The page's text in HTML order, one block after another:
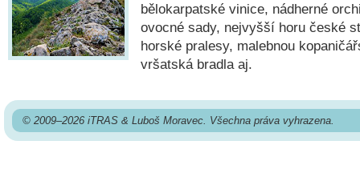
bělokarpatské vinice, nádherné
ovocné sady, nejvyšší horu české
horské pralesy, malebnou
vršatská bradla aj.
© 2009–2026 iTRAS & Luboš Moravec. Všechna práva vyhrazena.